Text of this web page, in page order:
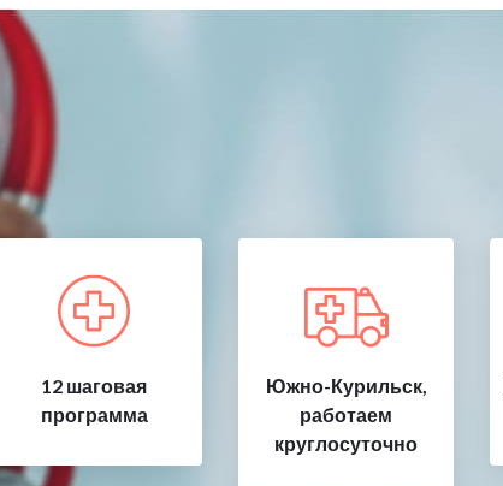
12 шаговая
программа
Южно-Курильск,
работаем
круглосуточно